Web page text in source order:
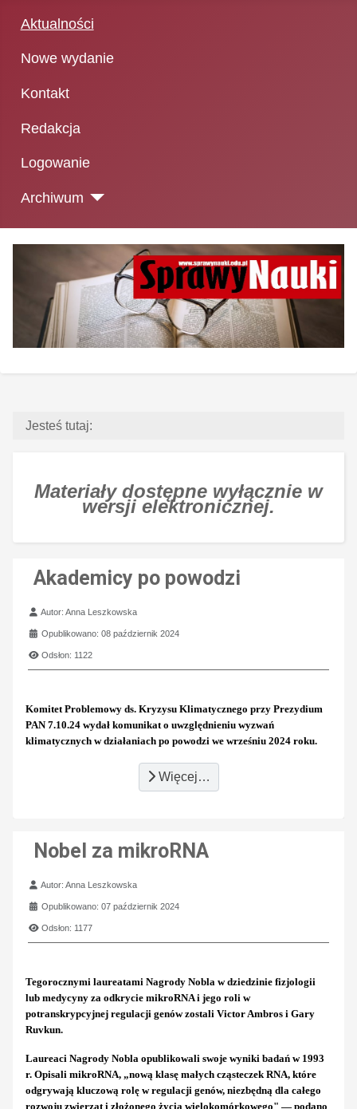
Aktualności
Nowe wydanie
Kontakt
Redakcja
Logowanie
Archiwum
Jesteś tutaj:
Materiały dostępne wyłącznie w
wersji elektronicznej.
Akademicy po powodzi
Szczegóły
Autor:Anna Leszkowska
Opublikowano: 08 październik 2024
Odsłon: 1122
Komitet Problemowy ds. Kryzysu Klimatycznego przy Prezydium
PAN 7.10.24 wydał komunikat o uwzględnieniu wyzwań
klimatycznych w działaniach po powodzi we wrześniu 2024 roku.
Więcej…
Nobel za mikroRNA
Szczegóły
Autor:Anna Leszkowska
Opublikowano: 07 październik 2024
Odsłon: 1177
Tegorocznymi laureatami Nagrody Nobla w dziedzinie fizjologii
lub medycyny za odkrycie mikroRNA i jego roli w
potranskrypcyjnej regulacji genów zostali Victor Ambros i Gary
Ruvkun.
Laureaci Nagrody Nobla opublikowali swoje wyniki badań w 1993
r. Opisali mikroRNA, „nową klasę małych cząsteczek RNA, które
odgrywają kluczową rolę w regulacji genów, niezbędną dla całego
rozwoju zwierząt i złożonego życia wielokomórkowego" — podano